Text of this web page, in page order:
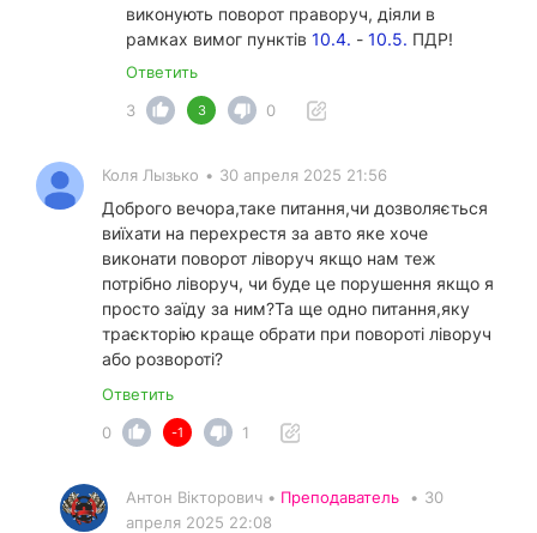
виконують поворот праворуч, діяли в
рамках вимог пунктів 10.4. - 10.5. ПДР!
Ответить
3
3 0
Коля Лызько • 30 апреля 2025 21:56
Доброго вечора,таке питання,чи дозволяється
виїхати на перехрестя за авто яке хоче
виконати поворот ліворуч якщо нам теж
потрібно ліворуч, чи буде це порушення якщо я
просто заїду за ним?Та ще одно питання,яку
траєкторію краще обрати при повороті ліворуч
або розвороті?
Ответить
0
-1 1
Антон Вікторович • Преподаватель • 30
апреля 2025 22:08